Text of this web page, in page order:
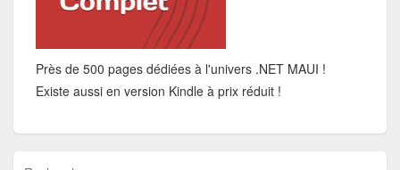
Près de 500 pages dédiées à l'univers .NET MAUI !
Existe aussi en version Kindle à prix réduit !